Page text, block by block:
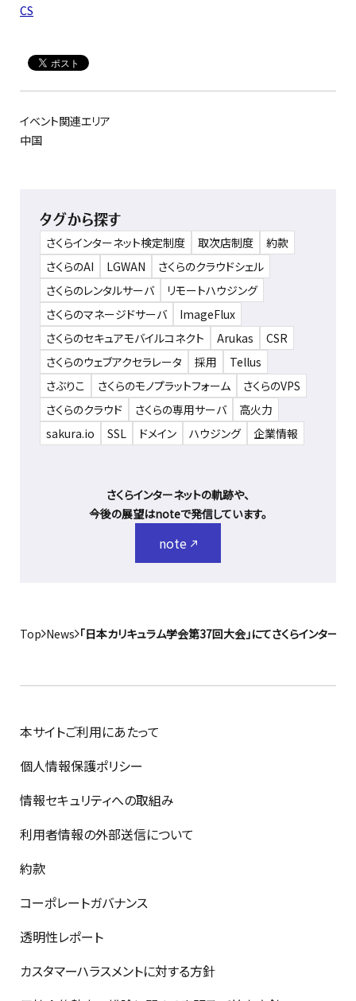
CS
イベント関連エリア
中国
タグから探す
さくらインターネット検定制度 取次店制度
約款
さくらのAI
LGWAN
さくらのクラウドシェル
さくらのレンタルサーバ
リモートハウジング
さくらのマネージドサーバ
ImageFlux
さくらのセキュアモバイルコネクト
Arukas
CSR
さくらのウェブアクセラレータ
採用
Tellus
さぶりこ
さくらのモノプラットフォーム
さくらのVPS
さくらのクラウド
さくらの専用サーバ
高火力
sakura.io
SSL ドメイン ハウジング 企業情報
さくらインターネットの軌跡や、
今後の展望はnoteで発信しています。
note
Top News 「日本カリキュラム学会第37回大会」にてさくらインター
本サイトご利用にあたって
個人情報保護ポリシー
情報セキュリティへの取組み
利用者情報の外部送信について
約款
コーポレートガバナンス
透明性レポート
カスタマーハラスメントに対する方針